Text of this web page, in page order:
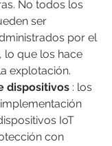
No todos los
ser
por el
lo que los hace
explotación.
dispositivos : los
IoT
con